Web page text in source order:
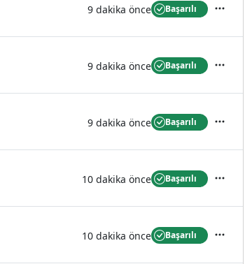
9 dakika önce Başarılı İşlemler
9 dakika önce Başarılı İşlemler
9 dakika önce Başarılı İşlemler
10 dakika önce Başarılı İşlemler
10 dakika önce Başarılı İşlemler